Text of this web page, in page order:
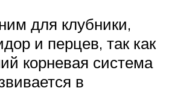
для клубники,
и перцев, так как
корневая система
в